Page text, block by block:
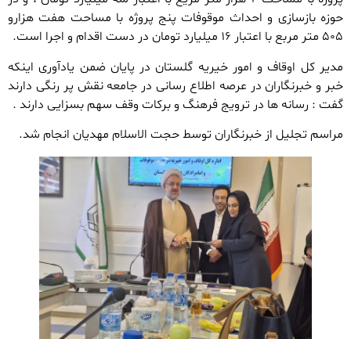
حوزه بازسازی و احداث موقوفات پنج پروژه با مساحت هفت هزارو
۵۰۵ متر مربع با اعتبار ۱۶ میلیارد تومان در دست اقدام و اجرا است.
مدیر کل اوقاف و امور خیریه گلستان در پایان ضمن یادآوری اینکه
خبر و خبرنگاران در عرصه اطلاع رسانی در جامعه نقش پر رنگی دارند
گفت : رسانه ها در ترویج فرهنگ و برکات وقف سهم بسزایی دارند ‌.
مراسم تجلیل از خبرنگاران توسط حجت الاسلام مهدیان انجام شد.